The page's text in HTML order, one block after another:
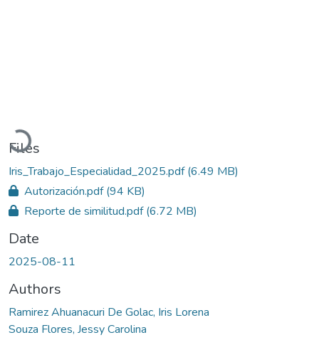
Loading...
Files
Iris_Trabajo_Especialidad_2025.pdf(6.49 MB)
Autorización.pdf(94 KB)
Reporte de similitud.pdf(6.72 MB)
Date
2025-08-11
Authors
Ramirez Ahuanacuri De Golac, Iris Lorena
Souza Flores, Jessy Carolina